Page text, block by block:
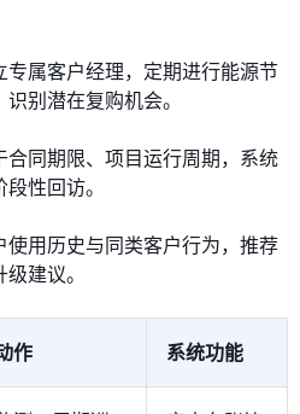
专属客户经理，定期进行能源节
别潜在复购机会。
合同期限、项目运行周期，系统
性回访。
使用历史与同类客户行为，推荐
建议。
作 系统功能